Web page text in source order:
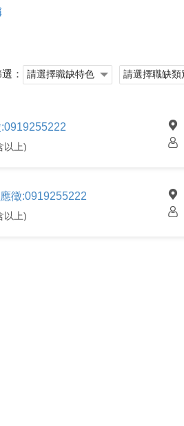
：
以上)
徵:0919255222
以上)